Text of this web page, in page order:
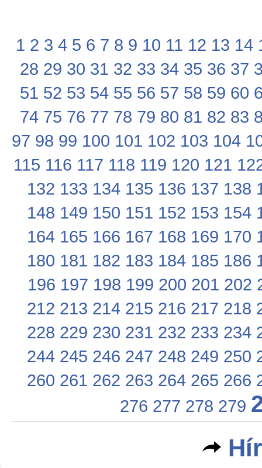
1 2 3 4 5 6 7 8 9 10 11 12 13 14
28 29 30 31 32 33 34 35 36 37
51 52 53 54 55 56 57 58 59 60
74 75 76 77 78 79 80 81 82 83
97 98 99 100 101 102 103 104
115 116 117 118 119 120 121
132 133 134 135 136 137 138
148 149 150 151 152 153 154
164 165 166 167 168 169 170
180 181 182 183 184 185 186
196 197 198 199 200 201 202
212 213 214 215 216 217 218
228 229 230 231 232 233 234
244 245 246 247 248 249 250
260 261 262 263 264 265 266
276 277 278 279